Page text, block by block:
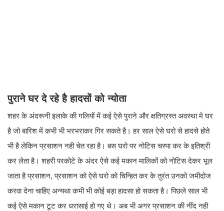
पुराने घर दे रहे है हादसों को न्योता
शहर के अंदरूनी इलाके की गलियों में कई ऐसे पुराने और क्षतिग्रस्त अवस्था मे घर
है जो बारिश में कभी भी भरभराकर गिर सकते है। हर साल ऐसे घरो से हादसे होते
भी है लेकिन प्रसाशन नही चेत रहा है। बस घरो पर नोटिस चस्पा कर के इतिश्री
कर लेता है। शहरी परकोटे के अंदर ऐसे कई मकान मालिकों को नोटिस देकर भूल
जाता है प्रसाशन, प्रसाशन को ऐसे घरो को चिन्हित कर के तुरंत उनको जमीदोज
करवा देना चाहिए अन्यथा कभी भी कोई बड़ा हादसा हो सकता है। पिछले साल भी
कई ऐसे मकान टूट कर धरासाई हो गए थे। अब भी अगर प्रसाशन की नींद नही